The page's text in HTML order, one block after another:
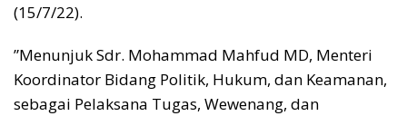
(15/7/22).
”Menunjuk Sdr. Mohammad Mahfud MD, Menteri
Koordinator Bidang Politik, Hukum, dan Keamanan,
sebagai Pelaksana Tugas, Wewenang, dan